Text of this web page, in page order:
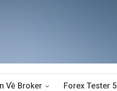
Về Broker Forex Tester 5